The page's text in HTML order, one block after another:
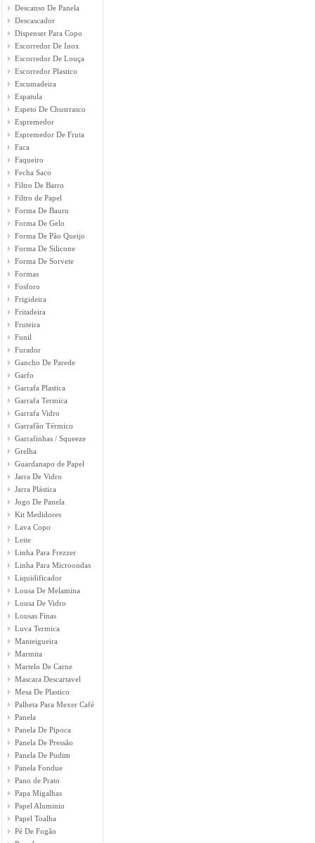
Descanso De Panela
Descascador
Dispenser Para Copo
Escorredor De Inox
Escorredor De Louça
Escorredor Plastico
Escumadeira
Espatula
Espeto De Chusrrasco
Espremedor
Espremedor De Fruta
Faca
Faqueiro
Fecha Saco
Filtro De Barro
Filtro de Papel
Forma De Bauru
Forma De Gelo
Forma De Pão Queijo
Forma De Silicone
Forma De Sorvete
Formas
Fosforo
Frigideira
Fritadeira
Fruteira
Funil
Furador
Gancho De Parede
Garfo
Garrafa Plastica
Garrafa Termica
Garrafa Vidro
Garrafão Térmico
Garrafinhas / Squeeze
Grelha
Guardanapo de Papel
Jarra De Vidro
Jarra Plástica
Jogo De Panela
Kit Medidores
Lava Copo
Leite
Linha Para Frezzer
Linha Para Microondas
Liquidificador
Lousa De Melamina
Lousa De Vidro
Lousas Finas
Luva Termica
Manteigueira
Marmita
Martelo De Carne
Mascara Descartavel
Mesa De Plastico
Palheta Para Mexer Café
Panela
Panela De Pipoca
Panela De Pressão
Panela De Pudim
Panela Fondue
Pano de Prato
Papa Migalhas
Papel Aluminio
Papel Toalha
Pé De Fogão